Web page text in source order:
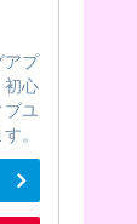
アプ
初心
ブユ
。